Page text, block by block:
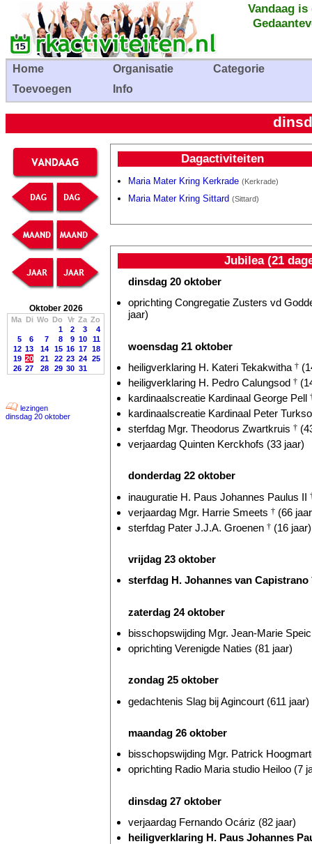
Vandaag
Home Organisatie
Categorie
Toevoegen
Info
Oktober 2026
Ma Di Wo Do Vr Za Zo
1
2 3
4
5
6 7 8 9 10
11
12 13 14 15 16 17 18
19 20 21 22 23 24 25
26 27 28 29 30 31
lezingen
dinsdag 20 oktober
Dagactiviteiten
Maria Mater Kring Kerkrade (Kerkrade)
Maria Mater Kring Sittard (Sittard)
Jubilea (21
dinsdag 20 oktober
oprichting Congregatie Zusters vd
jaar)
woensdag 21 oktober
heiligverklaring H. Kateri Tekakwitha †
heiligverklaring H. Pedro Calungsod †
kardinaalscreatie Kardinaal George Pell
kardinaalscreatie Kardinaal Peter
sterfdag Mgr. Theodorus Zwartkruis †
verjaardag Quinten Kerckhofs (33 jaar)
donderdag 22 oktober
inauguratie H. Paus Johannes Paulus II
verjaardag Mgr. Harrie Smeets † (66
sterfdag Pater J.J.A. Groenen † (16 jaar)
vrijdag 23 oktober
sterfdag H. Johannes van Capistrano
zaterdag 24 oktober
bisschopswijding Mgr. Jean-Marie
oprichting Verenigde Naties (81 jaar)
zondag 25 oktober
gedachtenis Slag bij Agincourt (611 jaar)
maandag 26 oktober
bisschopswijding Mgr. Patrick
oprichting Radio Maria studio Heiloo (7
dinsdag 27 oktober
verjaardag Fernando Ocáriz (82 jaar)
heiligverklaring H. Paus Johannes